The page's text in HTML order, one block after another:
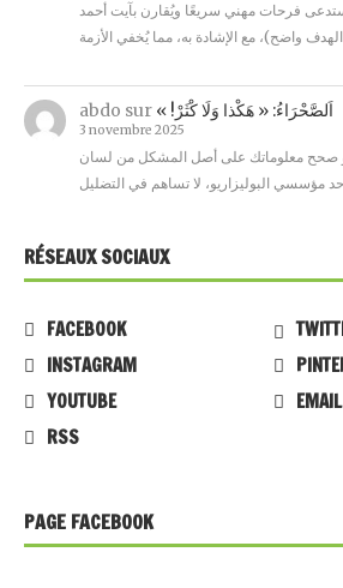
فرحات مهني سريعًا ويُقارن بآيت أحمد
abdo sur « !اَلصَّحْرَاءُ: « هَكْذا وَلَا كْثَرْ
3 novembre 2025
و صحح معلوماتك على أصل المشكل من لسان
RÉSEAUX SOCIAUX
FACEBOOK
INSTAGRAM
YOUTUBE
EMAIL
RSS
PAGE FACEBOOK